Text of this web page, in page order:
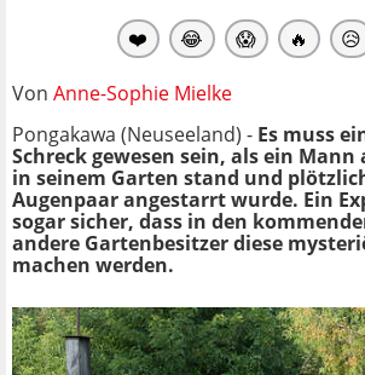
❤️ 😂 😱 🔥 😥
Von Anne-Sophie Mielke
Pongakawa (Neuseeland) - Es muss
Schreck gewesen sein, als ein Mann
in seinem Garten stand und
Augenpaar angestarrt wurde. Ein
sogar sicher, dass in den
andere Gartenbesitzer diese
machen werden.